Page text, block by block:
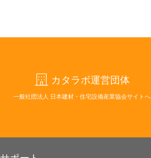
カタラボ運営団体
一般社団法人 日本建材・住宅設備産業協会サイトへ